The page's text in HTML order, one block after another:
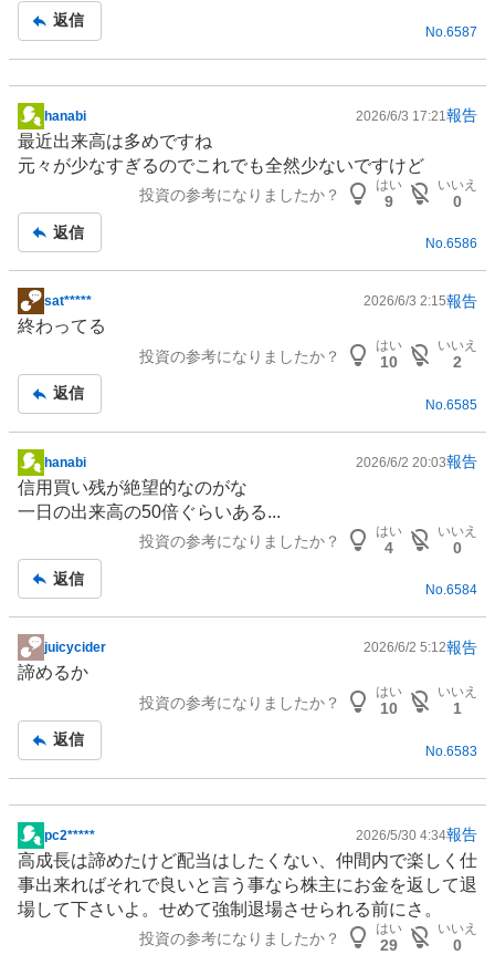
返信
No. 6587
掲
示
板
hanabi 2026/6/3 17:21 報告
最近出来高は多めですね
元々が少なすぎるのでこれでも全然少ないですけど
投資の参考になりましたか？
はい
9
いいえ
0
返信
No.6586
掲
示
事
sat***** 2026/6/3 2:15報告
終わってる
投資の参考になりましたか？
はい
10
いいえ
2
返信
No. 6585
掲
示
hanabi 2026/6/2 20:03報告
信用買い残が絶望的なのがな
一日の出来高の50倍ぐらいある...
投資の参考になりましたか？
はい
4
いいえ
0
返信
No.6584
掲
示
事
juicycider 2026/6/2 5:12報告
諦めるか
投資の参考になりましたか？
はい
10
いいえ
1
返信
No. 6583
掲
示
板
記
pc2***** 2026/5/30 4:34報告
高成長は諦めたけど配当はしたくない、仲間内で楽しく仕
事出来ればそれで良いと言う事なら株主にお金を返して退
場して下さいよ。せめて強制退場させられる前にさ。
投資の参考になりましたか？
はい
29
いいえ
0